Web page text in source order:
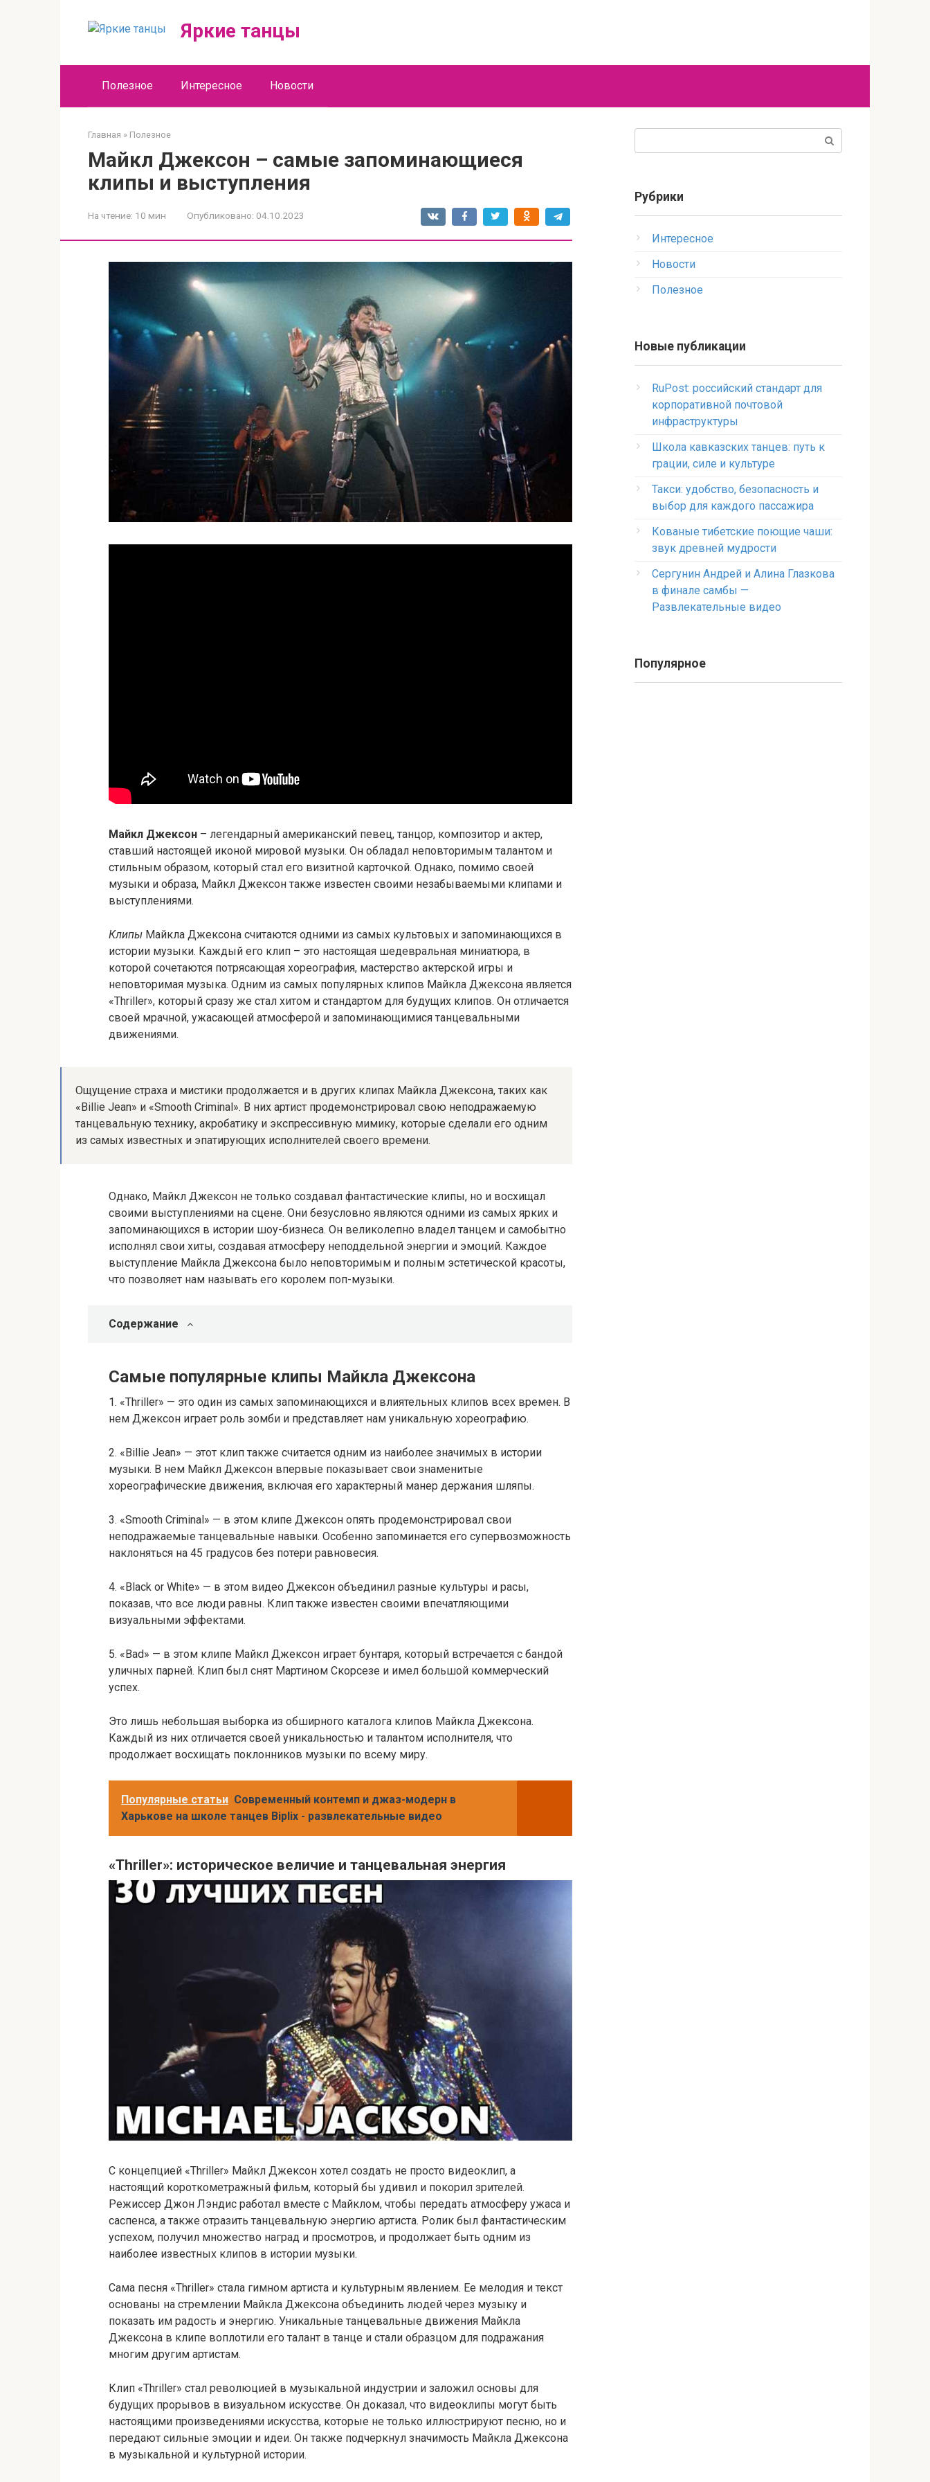
Яркие танцы
Полезное Интересное Новости
Главная » Полезное
Майкл Джексон – самые запоминающиеся
клипы и выступления
На чтение: 10 мин Опубликовано: 04.10.2023
Майкл Джексон – легендарный американский певец, танцор, композитор и актер,
ставший настоящей иконой мировой музыки. Он обладал неповторимым талантом и
стильным образом, который стал его визитной карточкой. Однако, помимо своей
музыки и образа, Майкл Джексон также известен своими незабываемыми клипами и
выступлениями.
Клипы Майкла Джексона считаются одними из самых культовых и запоминающихся в
истории музыки. Каждый его клип – это настоящая шедевральная миниатюра, в
которой сочетаются потрясающая хореография, мастерство актерской игры и
неповторимая музыка. Одним из самых популярных клипов Майкла Джексона является
«Thriller», который сразу же стал хитом и стандартом для будущих клипов. Он отличается
своей мрачной, ужасающей атмосферой и запоминающимися танцевальными
движениями.
Ощущение страха и мистики продолжается и в других клипах Майкла Джексона, таких как
«Billie Jean» и «Smooth Criminal». В них артист продемонстрировал свою неподражаемую
танцевальную технику, акробатику и экспрессивную мимику, которые сделали его одним
из самых известных и эпатирующих исполнителей своего времени.
Однако, Майкл Джексон не только создавал фантастические клипы, но и восхищал
своими выступлениями на сцене. Они безусловно являются одними из самых ярких и
запоминающихся в истории шоу-бизнеса. Он великолепно владел танцем и самобытно
исполнял свои хиты, создавая атмосферу неподдельной энергии и эмоций. Каждое
выступление Майкла Джексона было неповторимым и полным эстетической красоты,
что позволяет нам называть его королем поп-музыки.
Содержание
Самые популярные клипы Майкла Джексона
1. «Thriller» — это один из самых запоминающихся и влиятельных клипов всех времен. В
нем Джексон играет роль зомби и представляет нам уникальную хореографию.
2. «Billie Jean» — этот клип также считается одним из наиболее значимых в истории
музыки. В нем Майкл Джексон впервые показывает свои знаменитые
хореографические движения, включая его характерный манер держания шляпы.
3. «Smooth Criminal» — в этом клипе Джексон опять продемонстрировал свои
неподражаемые танцевальные навыки. Особенно запоминается его супервозможность
наклоняться на 45 градусов без потери равновесия.
4. «Black or White» — в этом видео Джексон объединил разные культуры и расы,
показав, что все люди равны. Клип также известен своими впечатляющими
визуальными эффектами.
5. «Bad» — в этом клипе Майкл Джексон играет бунтаря, который встречается с бандой
уличных парней. Клип был снят Мартином Скорсезе и имел большой коммерческий
успех.
Это лишь небольшая выборка из обширного каталога клипов Майкла Джексона.
Каждый из них отличается своей уникальностью и талантом исполнителя, что
продолжает восхищать поклонников музыки по всему миру.
Популярные статьи Современный контемп и джаз-модерн в
Харькове на школе танцев Biplix - развлекательные видео
«Thriller»: историческое величие и танцевальная энергия
С концепцией «Thriller» Майкл Джексон хотел создать не просто видеоклип, а
настоящий короткометражный фильм, который бы удивил и покорил зрителей.
Режиссер Джон Лэндис работал вместе с Майклом, чтобы передать атмосферу ужаса и
саспенса, а также отразить танцевальную энергию артиста. Ролик был фантастическим
успехом, получил множество наград и просмотров, и продолжает быть одним из
наиболее известных клипов в истории музыки.
Сама песня «Thriller» стала гимном артиста и культурным явлением. Ее мелодия и текст
основаны на стремлении Майкла Джексона объединить людей через музыку и
показать им радость и энергию. Уникальные танцевальные движения Майкла
Джексона в клипе воплотили его талант в танце и стали образцом для подражания
многим другим артистам.
Клип «Thriller» стал революцией в музыкальной индустрии и заложил основы для
будущих прорывов в визуальном искусстве. Он доказал, что видеоклипы могут быть
настоящими произведениями искусства, которые не только иллюстрируют песню, но и
передают сильные эмоции и идеи. Он также подчеркнул значимость Майкла Джексона
в музыкальной и культурной истории.
Рубрики
Интересное
Новости
Полезное
Новые публикации
RuPost: российский стандарт для
корпоративной почтовой
инфраструктуры
Школа кавказских танцев: путь к
грации, силе и культуре
Такси: удобство, безопасность и
выбор для каждого пассажира
Кованые тибетские поющие чаши:
звук древней мудрости
Сергунин Андрей и Алина Глазкова
в финале самбы —
Развлекательные видео
Популярное